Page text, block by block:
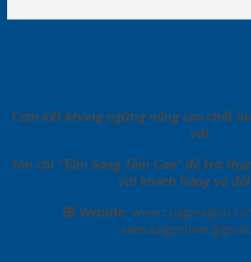
Cam kết không ngừng nâng cao chất
với
tôn chỉ “Tâm Sáng Tầm Cao” để trở
với khách hàng và
Website: